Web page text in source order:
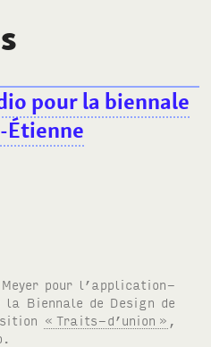
pour la biennale
Étienne
pour l’application-
la Biennale de Design de
« Traits-d’union »